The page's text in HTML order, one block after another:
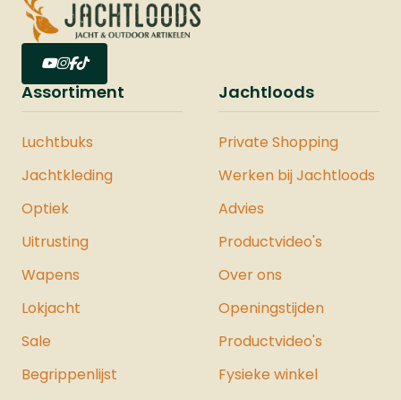
Assortiment
Luchtbuks
Jachtkleding
Optiek
Uitrusting
Wapens
Lokjacht
Sale
Begrippenlijst
Jachtloods
Private Shopping
Werken bij Jachtloods
Advies
Productvideo's
Over ons
Openingstijden
Productvideo's
Fysieke winkel